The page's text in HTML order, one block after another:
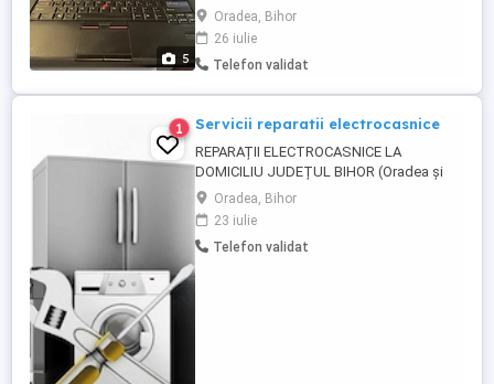
5
telefoane, tablete, console de joc și
accesoriile acestora GRATIS cu ridicare
direct de la dumneavoastră 0 7 5 9 4 6 7 5
8 4
Oradea, Bihor
26 iulie
Telefon validat
1 Servicii reparatii electrocasnice
REPARAȚII ELECTROCASNICE LA
DOMICILIU JUDEȚUL BIHOR (Oradea și
toate localitățile din județ) SERVICE
AUTORIZAT PENTRU MĂRCILE:
ELECTROLUX AEG GORENJE CANDY
HISENSE SMEG , DAEWOO SAMUS
Oradea, Bihor
23 iulie
Telefon validat